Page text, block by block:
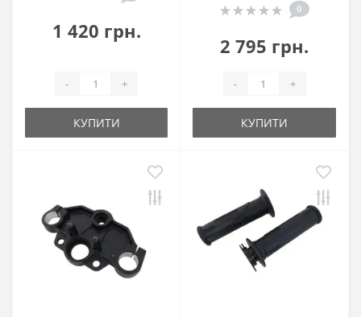
1 420 грн.
- +
КУПИТИ
0
2 795 грн.
- +
КУПИТИ